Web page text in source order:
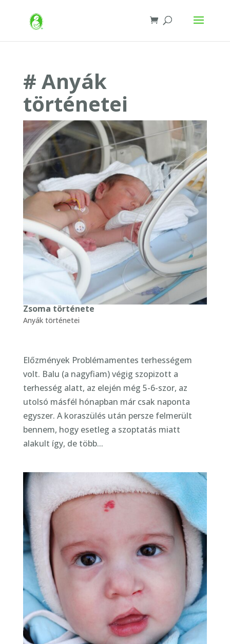
# Anyák
történetei
Zsoma története
Anyák történetei
Előzmények Problémamentes terhességem
volt. Balu (a nagyfiam) végig szopizott a
terhesség alatt, az elején még 5-6-szor, az
utolsó másfél hónapban már csak naponta
egyszer. A koraszülés után persze felmerült
bennem, hogy esetleg a szoptatás miatt
alakult így, de több...